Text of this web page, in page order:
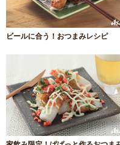
ビールに合う！おつまみレシピ